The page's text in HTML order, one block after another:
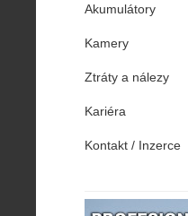
Akumulátory
Kamery
Ztráty a nálezy
Kariéra
Kontakt / Inzerce